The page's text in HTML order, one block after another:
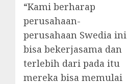
“Kami berharap
perusahaan-
perusahaan Swedia ini
bisa bekerjasama dan
terlebih dari pada itu
mereka bisa memulai